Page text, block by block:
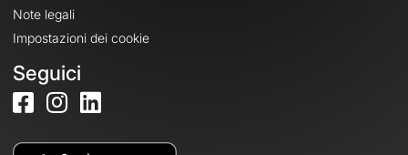
Note legali
Impostazioni dei cookie
Seguici